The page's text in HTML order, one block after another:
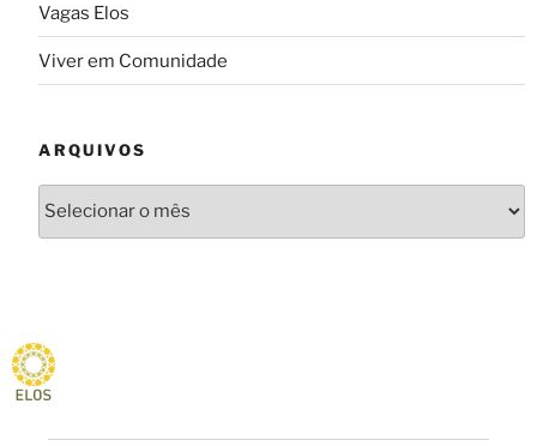
Vagas Elos
Viver em Comunidade
ARQUIVOS